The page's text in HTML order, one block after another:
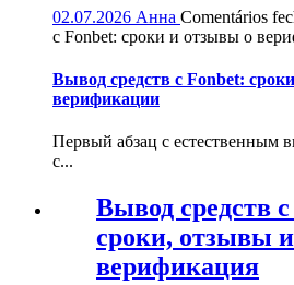
02.07.2026 Анна Comentários
с Fonbet: сроки и отзывы о
Вывод средств с Fonbet:
верификации
Первый абзац с естественным
с...
Вывод средств
сроки, отзывы и
верификация